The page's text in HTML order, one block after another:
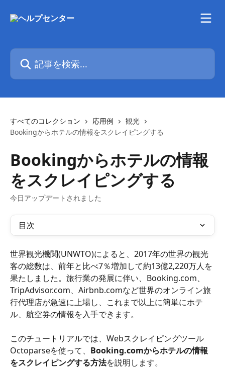
記事を検索...
すべてのコレクション 応用例
観光
Bookingからホテルの情報をスクレイピングする
Bookingからホテルの情報
をスクレイピングする
今日アップデートされました
目次
世界観光機関(UNWTO)によると、2017年の世界の観光
客の総数は、前年と比べ7％増加して約13億2,220万人を
果たしました。旅行業の発展に伴い、Booking.com、
TripAdvisor.com、Airbnb.comなど世界のオンライン旅
行代理店が急速に上場し、これまで以上に簡単にホテ
ル、航空券の情報を入手できます。
このチュートリアルでは、Webスクレイピングツール
Octoparseを使って、 Booking.comからホテルの情報
をスクレイピングする方法を説明します。